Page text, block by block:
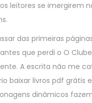
leitores se imergirem
das primeiras
que perdi o O
A escrita não me
baixar livros pdf grátis
dinâmicos